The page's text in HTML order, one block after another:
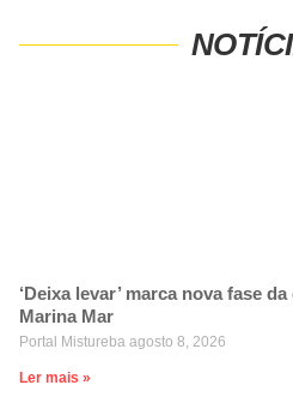
‘Deixa levar’ marca nova fase
Marina Mar
Portal Mistureba agosto 8, 2026
Ler mais »